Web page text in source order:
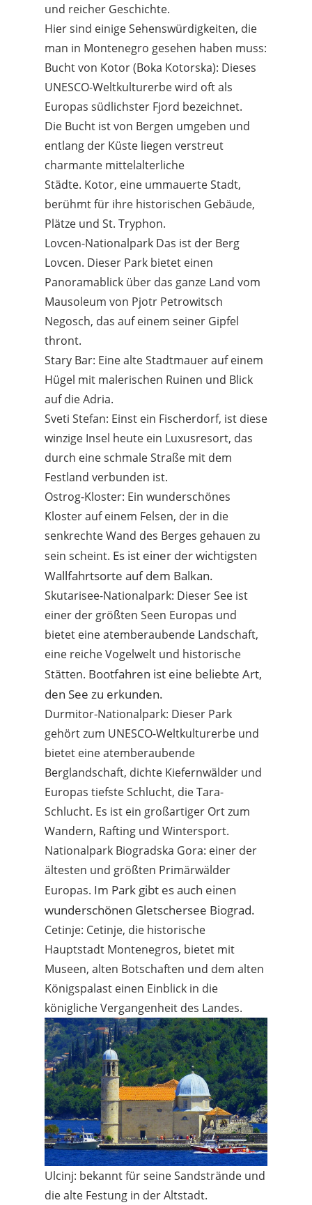
und reicher Geschichte.
Hier sind einige Sehenswürdigkeiten, die
man in Montenegro gesehen haben muss:
Bucht von Kotor (Boka Kotorska): Dieses
UNESCO-Weltkulturerbe wird oft als
Europas südlichster Fjord bezeichnet.
Die Bucht ist von Bergen umgeben und
entlang der Küste liegen verstreut
charmante mittelalterliche
Städte. Kotor, eine ummauerte Stadt,
berühmt für ihre historischen Gebäude,
Plätze und St. Tryphon.
Lovcen-Nationalpark Das ist der Berg
Lovcen. Dieser Park bietet einen
Panoramablick über das ganze Land vom
Mausoleum von Pjotr ​​​​Petrowitsch
Negosch, das auf einem seiner Gipfel
thront.
Stary Bar: Eine alte Stadtmauer auf einem
Hügel mit malerischen Ruinen und Blick
auf die Adria.
Sveti Stefan: Einst ein Fischerdorf, ist diese
winzige Insel heute ein Luxusresort, das
durch eine schmale Straße mit dem
Festland verbunden ist.
Ostrog-Kloster: Ein wunderschönes
Kloster auf einem Felsen, der in die
senkrechte Wand des Berges gehauen zu
sein scheint. Es ist einer der wichtigsten
Wallfahrtsorte auf dem Balkan.
Skutarisee-Nationalpark: Dieser See ist
einer der größten Seen Europas und
bietet eine atemberaubende Landschaft,
eine reiche Vogelwelt und historische
Stätten. Bootfahren ist eine beliebte Art,
den See zu erkunden.
Durmitor-Nationalpark: Dieser Park
gehört zum UNESCO-Weltkulturerbe und
bietet eine atemberaubende
Berglandschaft, dichte Kiefernwälder und
Europas tiefste Schlucht, die Tara-
Schlucht. Es ist ein großartiger Ort zum
Wandern, Rafting und Wintersport.
Nationalpark Biogradska Gora: einer der
ältesten und größten Primärwälder
Europas. Im Park gibt es auch einen
wunderschönen Gletschersee Biograd.
Cetinje: Cetinje, die historische
Hauptstadt Montenegros, bietet mit
Museen, alten Botschaften und dem alten
Königspalast einen Einblick in die
königliche Vergangenheit des Landes.
Ulcinj: bekannt für seine Sandstrände und
die alte Festung in der Altstadt.